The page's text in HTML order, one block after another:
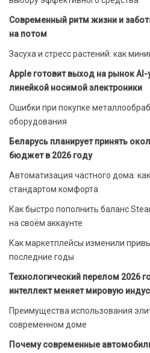
Современный ритм жизни и
на потом
Засуха и стресс растений: как
Apple готовит выход на рынок AI-
линейкой носимой электроники
Ошибки при покупке
оборудования
Беларусь планирует принять
бюджет в 2026 году
Автоматизация частного дома:
стандартом комфорта
Как быстро пополнить баланс
на своём аккаунте
Как маркетплейсы изменили
последние годы
Технологический перелом 2026
интеллект меняет мировую
Преимущества использования
современном доме
Почему современные